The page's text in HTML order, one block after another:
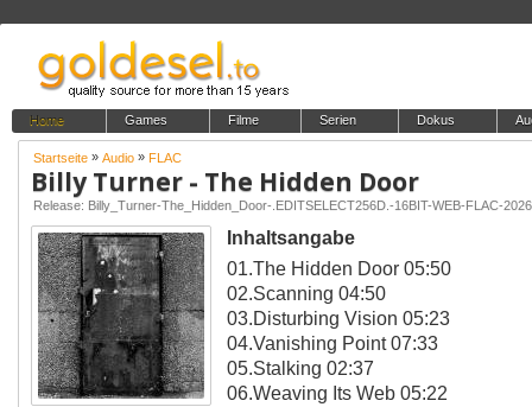
Home Games Filme Serien Dokus
Startseite » Audio » FLAC
Billy Turner - The Hidden Door
Release: Billy_Turner-The_Hidden_Door-.EDITSELECT256D.-16BIT-WEB-FLAC-
Inhaltsangabe
01.The Hidden Door 05:50
02.Scanning 04:50
03.Disturbing Vision 05:23
04.Vanishing Point 07:33
05.Stalking 02:37
06.Weaving Its Web 05:22